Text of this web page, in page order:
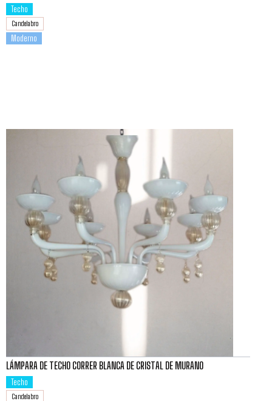
Techo
Candelabro
Moderno
LÁMPARA DE TECHO CORRER BLANCA DE CRISTAL DE MURANO
Techo
Candelabro